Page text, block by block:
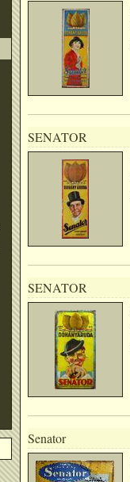
SENATOR
SENATOR
Senator